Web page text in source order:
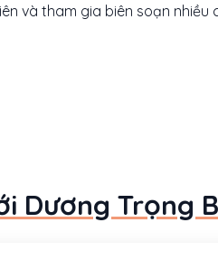
và tham gia biên soạn nhiều
Dương Trọng